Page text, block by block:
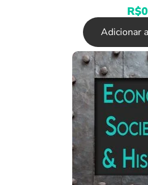
R$
Adicionar